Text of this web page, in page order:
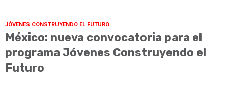
JÓVENES CONSTRUYENDO EL FUTURO.
México: nueva convocatoria para el
programa Jóvenes Construyendo el
Futuro